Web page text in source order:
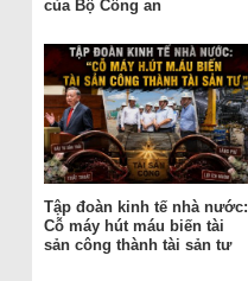
của Bộ Công an
Tập đoàn kinh tế nhà nước:
Cỗ máy hút máu biến tài
sản công thành tài sản tư